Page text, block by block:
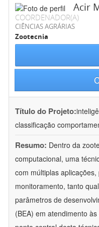
Acir
COORDENADOR(A)
CIÊNCIAS AGRÁRIAS
Zootecnia
Título do Projeto:
classificação
Resumo: Dentro da
computacional, uma
com múltiplas
monitoramento, tanto
parâmetros de
(BEA) em atendimento